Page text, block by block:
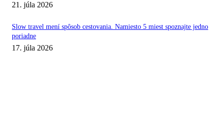
21. júla 2026
Slow travel mení spôsob cestovania. Namiesto 5 miest spoznajte jedno
poriadne
17. júla 2026